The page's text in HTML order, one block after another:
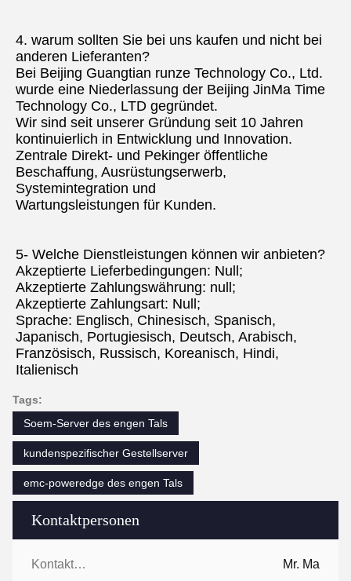
Kontaktpersonen
Kontaktpersonen: Mr. Ma
4. warum sollten Sie bei uns kaufen und nicht bei
anderen Lieferanten?
Bei Beijing Guangtian runze Technology Co., Ltd.
wurde eine Niederlassung der Beijing JinMa Time
Technology Co., LTD gegründet.
Wir sind seit unserer Gründung seit 10 Jahren
kontinuierlich in Entwicklung und Innovation.
Zentrale Direkt- und Pekinger öffentliche
Beschaffung, Ausrüstungserwerb,
Systemintegration und
Wartungsleistungen für Kunden.
5- Welche Dienstleistungen können wir anbieten?
Akzeptierte Lieferbedingungen: Null;
Akzeptierte Zahlungswährung: null;
Akzeptierte Zahlungsart: Null;
Sprache: Englisch, Chinesisch, Spanisch,
Japanisch, Portugiesisch, Deutsch, Arabisch,
Französisch, Russisch, Koreanisch, Hindi,
Italienisch
Tags:
Soem-Server des engen Tals
kundenspezifischer Gestellserver
emc-poweredge des engen Tals